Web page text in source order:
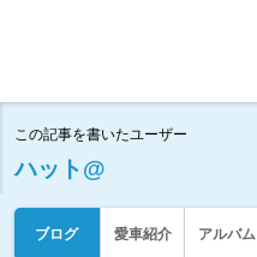
この記事を書いたユーザー
ハット@
ブログ 愛車紹介 アルバム